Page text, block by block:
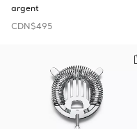
argent
CDN$495